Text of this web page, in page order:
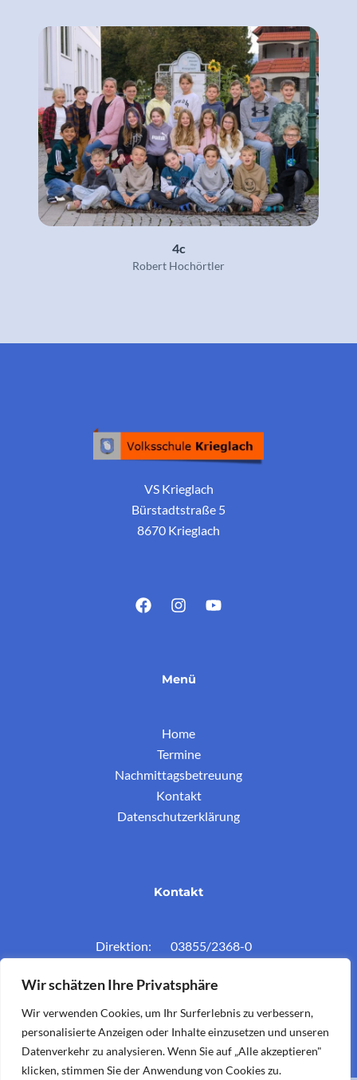
Wir schätzen Ihre Privatsphäre
Wir verwenden Cookies, um Ihr Surferlebnis zu verbessern,
personalisierte Anzeigen oder Inhalte einzusetzen und unseren
Datenverkehr zu analysieren. Wenn Sie auf „Alle akzeptieren"
klicken, stimmen Sie der Anwendung von Cookies zu.
4c
Robert Hochörtler
VS Krieglach
Bürstadtstraße 5
8670 Krieglach
Menü
Home
Termine
Nachmittagsbetreuung
Kontakt
Datenschutzerklärung
Kontakt
Direktion: 03855/2368-0
Mail: vs.krieglach@twin.at